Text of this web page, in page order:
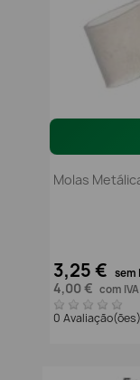
Molas
3,25 € sem
4,00 € com IVA
0 Avaliação(ões)